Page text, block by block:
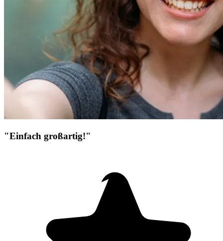
"Einfach großartig!"